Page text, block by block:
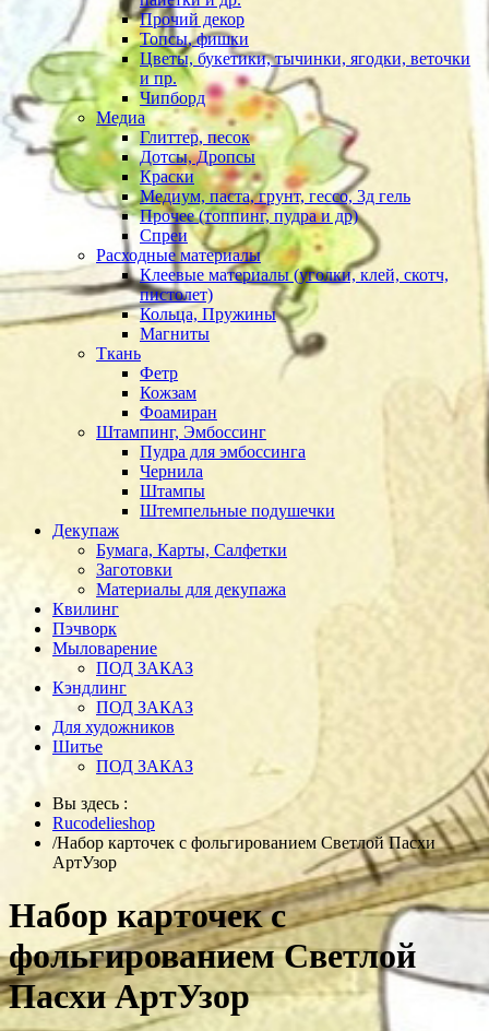
Прочий декор
Топсы, фишки
Цветы, букетики, тычинки, ягодки, веточки
и пр.
Чипборд
Медиа
Глиттер, песок
Дотсы, Дропсы
Краски
Медиум, паста, грунт, гессо, 3д гель
Прочее (топпинг, пудра и др)
Спреи
Расходные материалы
Клеевые материалы (уголки, клей, скотч,
пистолет)
Кольца, Пружины
Магниты
Ткань
Фетр
Кожзам
Фоамиран
Штампинг, Эмбоссинг
Пудра для эмбоссинга
Чернила
Штампы
Штемпельные подушечки
Декупаж
Бумага, Карты, Салфетки
Заготовки
Материалы для декупажа
Квилинг
Пэчворк
Мыловарение
ПОД ЗАКАЗ
Кэндлинг
ПОД ЗАКАЗ
Для художников
Шитье
ПОД ЗАКАЗ
Вы здесь :
Rucodelieshop
/Набор карточек с фольгированием Светлой Пасхи
АртУзор
Набор карточек с
фольгированием Светлой
Пасхи АртУзор